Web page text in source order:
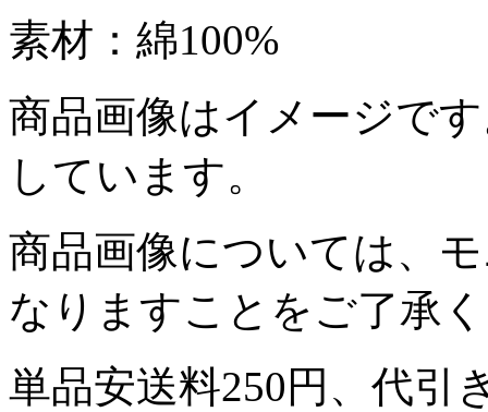
素材：綿100%
商品画像はイメージで
しています。
商品画像については、
なりますことをご了承
単品安送料250円、代引